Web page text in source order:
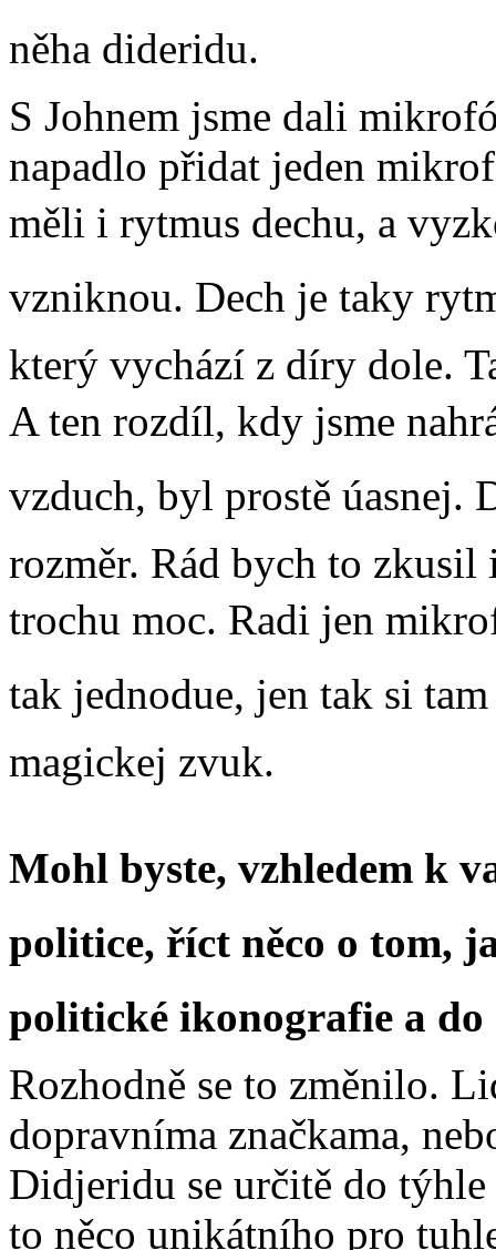
něha dideridu.
S Johnem jsme dali
napadlo přidat jeden
měli i rytmus dechu, a
vzniknou. Dech je taky
který vychází z díry dole.
A ten rozdíl, kdy jsme
vzduch, byl prostě
rozměr. Rád bych to
trochu moc. Radi jen
tak jednodue, jen tak si
magickej zvuk.
Mohl byste, vzhledem k
politice, říct něco o tom,
politické ikonografie a do
Rozhodně se to změnilo.
dopravníma značkama,
Didjeridu se určitě do týhle
to něco unikátního pro